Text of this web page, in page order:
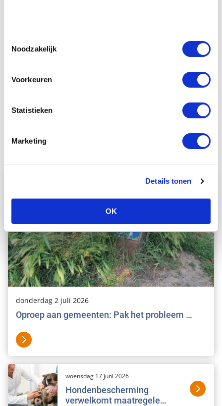
Noodzakelijk
Voorkeuren
Statistieken
Marketing
Details tonen
OK
ernstige problemen veroorzaken. De
neus, oren, ogen, tenen en huidplooien
binnen kruipen.
donderdag 2 juli 2026
Oproep aan gemeenten: Pak het probleem …
woensdag 17 juni 2026
Hondenbescherming
verwelkomt maatregele…